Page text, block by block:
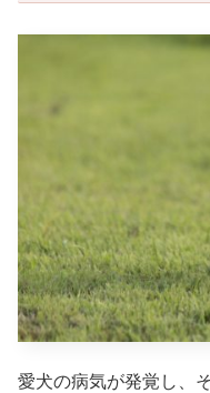
愛犬の病気が発覚し、